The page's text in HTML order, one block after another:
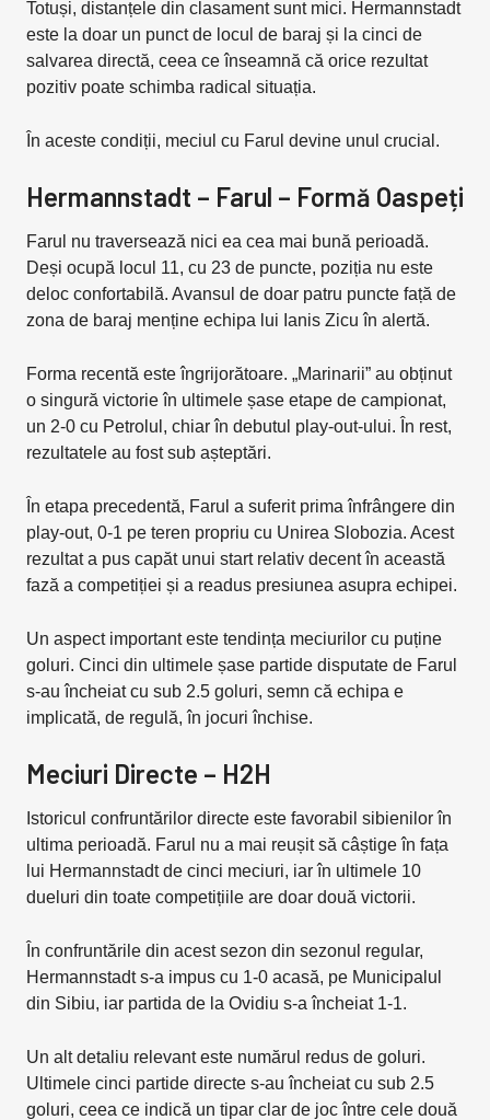
Totuși, distanțele din clasament sunt mici. Hermannstadt
este la doar un punct de locul de baraj și la cinci de
salvarea directă, ceea ce înseamnă că orice rezultat
pozitiv poate schimba radical situația.
În aceste condiții, meciul cu Farul devine unul crucial.
Hermannstadt – Farul – Formă Oaspeți
Farul nu traversează nici ea cea mai bună perioadă.
Deși ocupă locul 11, cu 23 de puncte, poziția nu este
deloc confortabilă. Avansul de doar patru puncte față de
zona de baraj menține echipa lui Ianis Zicu în alertă.
Forma recentă este îngrijorătoare. „Marinarii” au obținut
o singură victorie în ultimele șase etape de campionat,
un 2-0 cu Petrolul, chiar în debutul play-out-ului. În rest,
rezultatele au fost sub așteptări.
În etapa precedentă, Farul a suferit prima înfrângere din
play-out, 0-1 pe teren propriu cu Unirea Slobozia. Acest
rezultat a pus capăt unui start relativ decent în această
fază a competiției și a readus presiunea asupra echipei.
Un aspect important este tendința meciurilor cu puține
goluri. Cinci din ultimele șase partide disputate de Farul
s-au încheiat cu sub 2.5 goluri, semn că echipa e
implicată, de regulă, în jocuri închise.
Meciuri Directe – H2H
Istoricul confruntărilor directe este favorabil sibienilor în
ultima perioadă. Farul nu a mai reușit să câștige în fața
lui Hermannstadt de cinci meciuri, iar în ultimele 10
dueluri din toate competițiile are doar două victorii.
În confruntările din acest sezon din sezonul regular,
Hermannstadt s-a impus cu 1-0 acasă, pe Municipalul
din Sibiu, iar partida de la Ovidiu s-a încheiat 1-1.
Un alt detaliu relevant este numărul redus de goluri.
Ultimele cinci partide directe s-au încheiat cu sub 2.5
goluri, ceea ce indică un tipar clar de joc între cele două